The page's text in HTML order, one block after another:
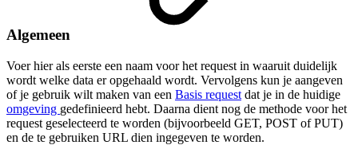
Algemeen
Voer hier als eerste een naam voor het request in waaruit duidelijk
wordt welke data er opgehaald wordt. Vervolgens kun je aangeven
of je gebruik wilt maken van een Basis request dat je in de huidige
omgeving gedefinieerd hebt. Daarna dient nog de methode voor het
request geselecteerd te worden (bijvoorbeeld GET, POST of PUT)
en de te gebruiken URL dien ingegeven te worden.